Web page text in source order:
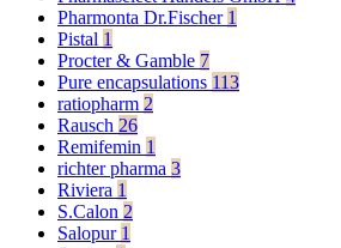
Pharmonta Dr.Fischer 1
Pistal 1
Procter & Gamble 7
Pure encapsulations 113
ratiopharm 2
Rausch 26
Remifemin 1
richter pharma 3
Riviera 1
S.Calon 2
Salopur 1